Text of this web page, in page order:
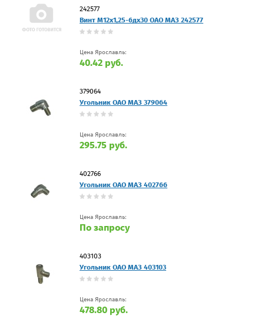
242577
Винт М12х1,25-6дх30 ОАО МАЗ 242577
Цена Ярославль:
40.42 руб.
379064
Угольник ОАО МАЗ 379064
Цена Ярославль:
295.75 руб.
402766
Угольник ОАО МАЗ 402766
Цена Ярославль:
По запросу
403103
Угольник ОАО МАЗ 403103
Цена Ярославль:
478.80 руб.